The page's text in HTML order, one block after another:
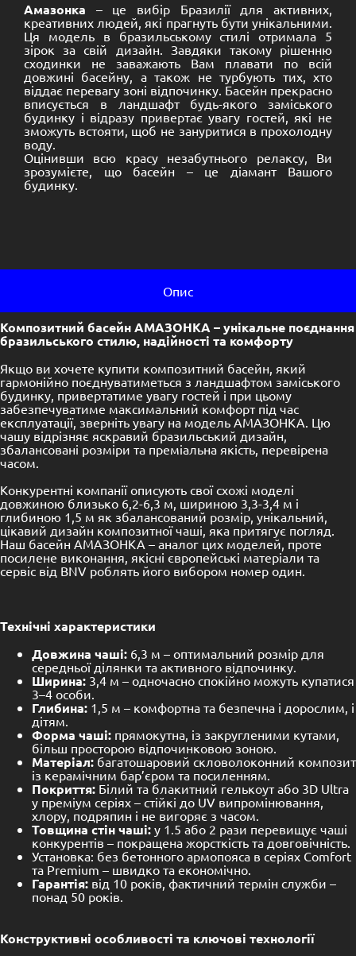
Амазонка – це вибір Бразилії для активних,
креативних людей, які прагнуть бути унікальними.
Ця модель в бразильському стилі отримала 5
зірок за свій дизайн. Завдяки такому рішенню
сходинки не заважають Вам плавати по всій
довжині басейну, а також не турбують тих, хто
віддає перевагу зоні відпочинку. Басейн прекрасно
вписується в ландшафт будь-якого заміського
будинку і відразу привертає увагу гостей, які не
зможуть встояти, щоб не зануритися в прохолодну
воду.
Оцінивши всю красу незабутнього релаксу, Ви
зрозумієте, що басейн – це діамант Вашого
будинку.
Опис
Композитний басейн АМАЗОНКА – унікальне поєднання
бразильського стилю, надійності та комфорту
Якщо ви хочете купити композитний басейн, який
гармонійно поєднуватиметься з ландшафтом заміського
будинку, привертатиме увагу гостей і при цьому
забезпечуватиме максимальний комфорт під час
експлуатації, зверніть увагу на модель АМАЗОНКА. Цю
чашу відрізняє яскравий бразильський дизайн,
збалансовані розміри та преміальна якість, перевірена
часом.
Конкурентні компанії описують свої схожі моделі
довжиною близько 6,2-6,3 м, шириною 3,3-3,4 м і
глибиною 1,5 м як збалансований розмір, унікальний,
цікавий дизайн композитної чаші, яка притягує погляд.
Наш басейн АМАЗОНКА – аналог цих моделей, проте
посилене виконання, якісні європейські матеріали та
сервіс від BNV роблять його вибором номер один.
Технічні характеристики
Довжина чаші: 6,3 м – оптимальний розмір для
середньої ділянки та активного відпочинку.
Ширина: 3,4 м – одночасно спокійно можуть купатися
3–4 особи.
Глибина: 1,5 м – комфортна та безпечна і дорослим, і
дітям.
Форма чаші: прямокутна, із закругленими кутами,
більш просторою відпочинковою зоною.
Матеріал: багатошаровий скловолоконний композит
із керамічним бар’єром та посиленням.
Покриття: Білий та блакитний гелькоут або 3D Ultra
у преміум серіях – стійкі до UV випромінювання,
хлору, подряпин і не вигоряє з часом.
Товщина стін чаші: у 1.5 або 2 рази перевищує чаші
конкурентів – покращена жорсткість та довговічність.
Установка: без бетонного армопояса в серіях Comfort
та Premium – швидко та економічно.
Гарантія: від 10 років, фактичний термін служби –
понад 50 років.
Конструктивні особливості та ключові технології